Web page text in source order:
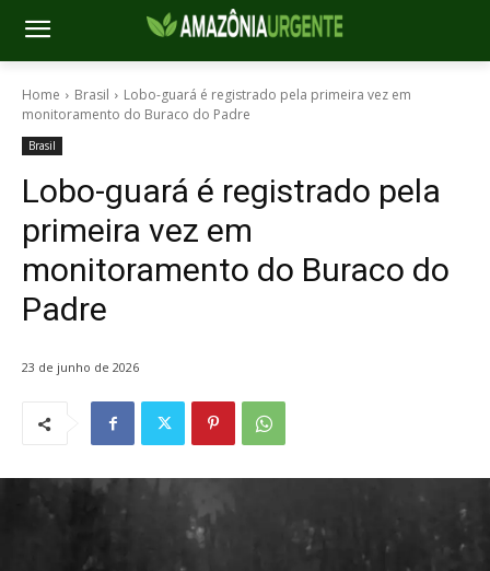
Home Brasil
Lobo-guará é registrado pela primeira vez em
monitoramento do Buraco do Padre
Brasil
Lobo-guará é registrado pela
primeira vez em
monitoramento do Buraco do
Padre
23 de junho de 2026